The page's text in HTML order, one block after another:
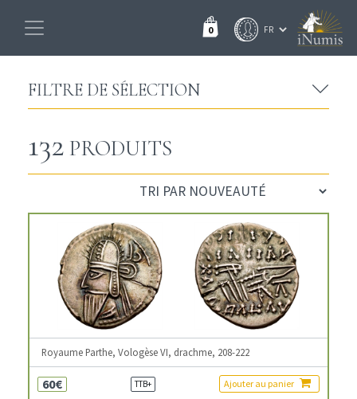
0
FILTRE DE SÉLECTION
132 PRODUITS
Royaume Parthe, Vologèse VI, drachme, 208-222
60€ TTB+ Ajouter au panier